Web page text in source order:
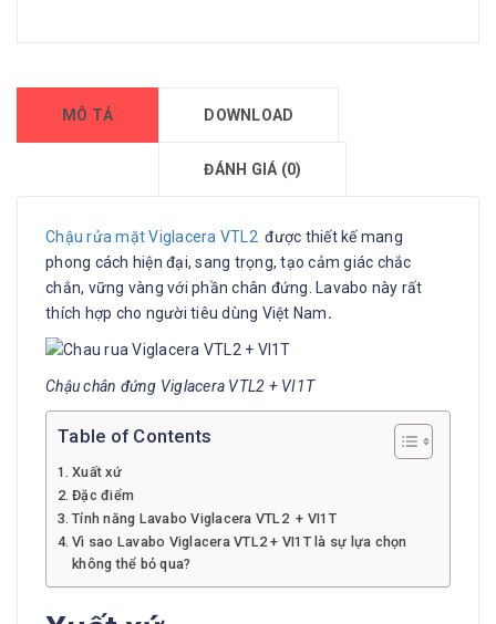
MÔ TẢ DOWNLOAD
ĐÁNH GIÁ (0)
Chậu rửa mặt Viglacera VTL2 được thiết kế mang
phong cách hiện đại, sang trọng, tạo cảm giác chắc
chắn, vững vàng với phần chân đứng. Lavabo này rất
thích hợp cho người tiêu dùng Việt Nam.
Chậu chân đứng Viglacera VTL2 + VI1T
Table of Contents
Xuất xứ
Đặc điểm
Tính năng Lavabo Viglacera VTL2 + VI1T
Vì sao Lavabo Viglacera VTL2 + VI1T là sự lựa chọn
không thể bỏ qua?